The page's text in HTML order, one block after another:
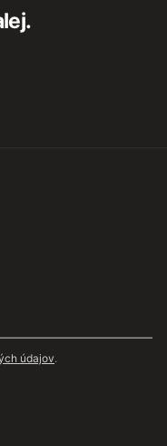
údajov.